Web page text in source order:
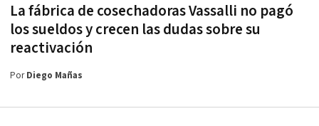
La fábrica de cosechadoras Vassalli no pagó
los sueldos y crecen las dudas sobre su
reactivación
PorDiego Mañas